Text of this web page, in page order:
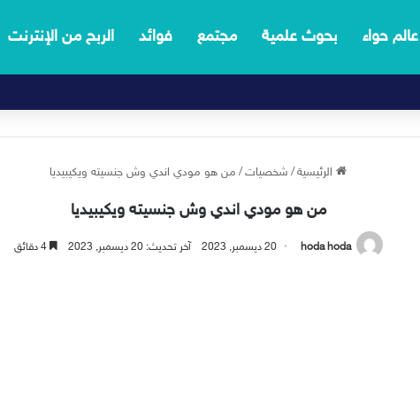
عالم حواء بحوث علمية مجتمع فوائد الربح من الإنترنت
الرئيسية/ شخصيات/ من هو مودي اندي وش جنسيته ويكيبيديا
من هو مودي اندي وش جنسيته ويكيبيديا
hoda hoda 20 ديسمبر, 2023 آخر تحديث: 20 ديسمبر, 2023 4 دقائق